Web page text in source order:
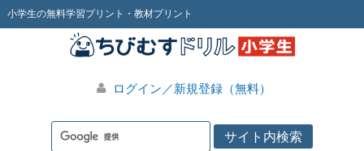
小学生の無料学習プリント・教材プリント
ログイン／新規登録（無料）